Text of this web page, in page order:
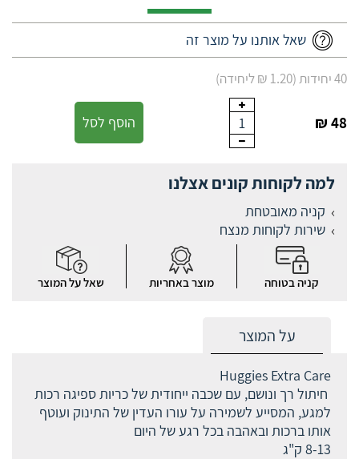
שאל אותנו על מוצר זה
40 יחידות (1.20 ₪ ליחידה)
48 ₪
1 הוסף לסל
למה לקוחות קונים אצלנו
קניה מאובטחת
שירות לקוחות מנצח
קניה בטוחה מוצר באחריות שאל על המוצר
על המוצר
Huggies Extra Care
חיתול רך ונושם, עם שכבה ייחודית של כריות ספיגה רכות
למגע, המסייע לשמירה על עורו העדין של התינוק ועוטף
אותו ברכות ובאהבה בכל רגע של היום
8-13 ק"ג